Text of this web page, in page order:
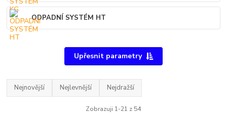
ODPADNÍ SYSTÉM HT
Upřesnit parametry
Nejnovější Nejlevnější Nejdražší
Zobrazuji 1-21 z 54